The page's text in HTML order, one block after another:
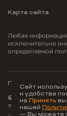
Отражение
Моретта
Вместе
100% оплата
Карта сайта
Любая
исключительно
определяемой
© ООО
тел.:+7 800 707-
Политика
Сайт
и удобства
на Принять
нашей
— Вы можете